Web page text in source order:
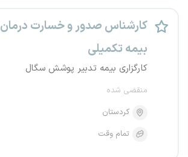
کارشناس صدور و خسارت درمان
بیمه تکمیلی
کارگزاری بیمه تدبیر پوشش سگال
منقضی شده
کردستان
تمام وقت